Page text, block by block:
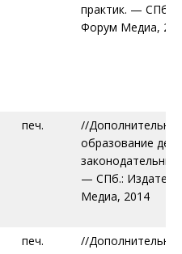
практик. — СПб.:
Форум Медиа,
печ.
//
образование
— СПб.:
Медиа, 2014
печ.
//